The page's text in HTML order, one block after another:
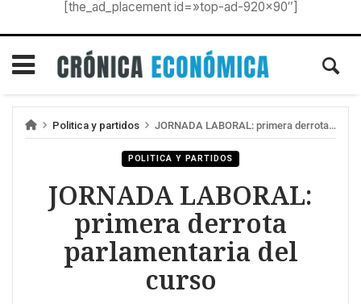
[the_ad_placement id=»top-ad-920×90″]
Politica y partidos JORNADA LABORAL: primera derrota parlamentaria del curso
POLITICA Y PARTIDOS
JORNADA LABORAL:
primera derrota
parlamentaria del
curso